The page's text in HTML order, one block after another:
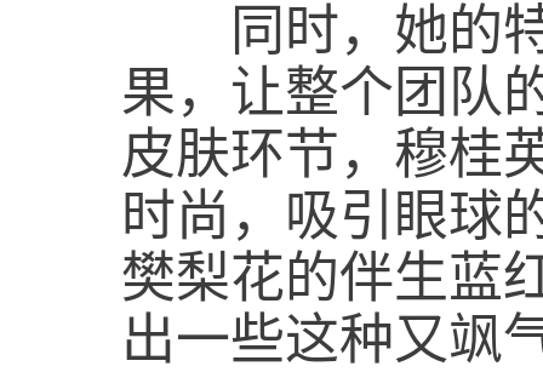
同时，她的特
果，让整个团队
皮肤环节，穆桂
时尚，吸引眼球
樊梨花的伴生蓝
出一些这种又飒